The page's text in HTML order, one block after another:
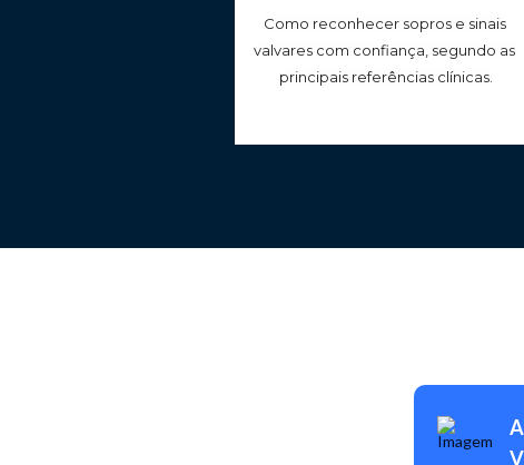
Como reconhecer sopros e sinais
valvares com confiança, segundo as
principais referências clínicas.